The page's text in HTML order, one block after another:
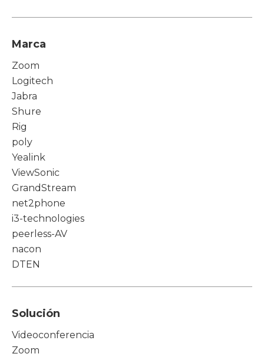
Marca
Zoom
Logitech
Jabra
Shure
Rig
poly
Yealink
ViewSonic
GrandStream
net2phone
i3-technologies
peerless-AV
nacon
DTEN
Solución
Videoconferencia
Zoom